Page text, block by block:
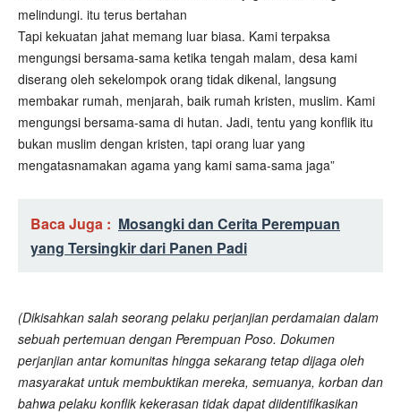
melindungi. itu terus bertahan
Tapi kekuatan jahat memang luar biasa. Kami terpaksa
mengungsi bersama-sama ketika tengah malam, desa kami
diserang oleh sekelompok orang tidak dikenal, langsung
membakar rumah, menjarah, baik rumah kristen, muslim. Kami
mengungsi bersama-sama di hutan. Jadi, tentu yang konflik itu
bukan muslim dengan kristen, tapi orang luar yang
mengatasnamakan agama yang kami sama-sama jaga”
Baca Juga : Mosangki dan Cerita Perempuan
yang Tersingkir dari Panen Padi
(Dikisahkan salah seorang pelaku perjanjian perdamaian dalam
sebuah pertemuan dengan Perempuan Poso. Dokumen
perjanjian antar komunitas hingga sekarang tetap dijaga oleh
masyarakat untuk membuktikan mereka, semuanya, korban dan
bahwa pelaku konflik kekerasan tidak dapat diidentifikasikan